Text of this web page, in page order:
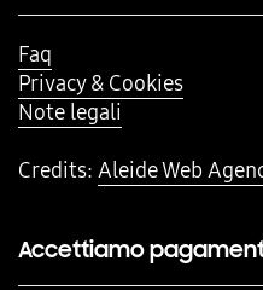
Faq
Privacy & Cookies
Note legali
Credits: Aleide Web
Accettiamo